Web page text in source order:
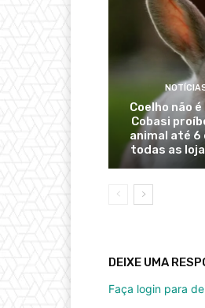
Coelho não
Cobasi
animal até 6
todas as
DEIXE UMA
Faça login para